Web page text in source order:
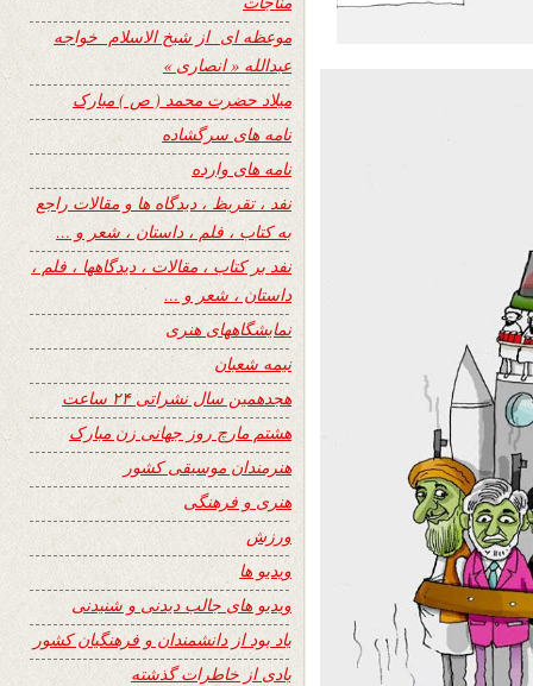
موعظه ای از شیخ الاسلام خواجه
عبدالله « انصاری »
میلاد حضرت محمد ( ص ) مبارک
نامه های سرگشاده
نامه های وارده
نفد ، تقریظ ، دیدگاه ها و مقالات راجع
به کتاب ، فلم ، داستان ، شعر و …
نفد بر کتاب ، مقالات ، دیدگاهها ، فلم ،
داستان ، شعر و …
نمایشگاههای هنری
نیمه شعبان
هجدهمین سال نشراتی ۲۴ ساعت
هشتم مارچ روز جهانی زن مبارک
هنرمندان موسیقی کشور
هنری و فرهنگی
ورزش
ویدیو ها
ویدیو های جالب دیدنی و شنیدنی
یاد بود از دانشمندان و فرهنگیان کشور
یادی از خاطرات گذشته